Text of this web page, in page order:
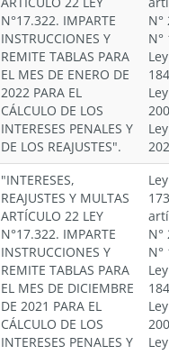
N°17.322. IMPARTE
INSTRUCCIONES Y
REMITE TABLAS PARA
EL MES DE ENERO DE
2022 PARA EL
CÁLCULO DE LOS
INTERESES PENALES Y
DE LOS REAJUSTES".
N°
N°
"INTERESES,
REAJUSTES Y MULTAS
ARTÍCULO 22 LEY
N°17.322. IMPARTE
INSTRUCCIONES Y
REMITE TABLAS PARA
EL MES DE DICIEMBRE
DE 2021 PARA EL
CÁLCULO DE LOS
INTERESES PENALES Y
N°
N°